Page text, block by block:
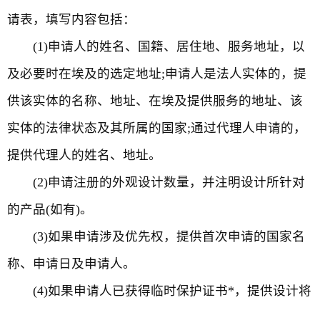
请表，填写内容包括：
(1)申请人的姓名、国籍、居住地、服务地址，以
及必要时在埃及的选定地址;申请人是法人实体的，提
供该实体的名称、地址、在埃及提供服务的地址、该
实体的法律状态及其所属的国家;通过代理人申请的，
提供代理人的姓名、地址。
(2)申请注册的外观设计数量，并注明设计所针对
的产品(如有)。
(3)如果申请涉及优先权，提供首次申请的国家名
称、申请日及申请人。
(4)如果申请人已获得临时保护证书*，提供设计将